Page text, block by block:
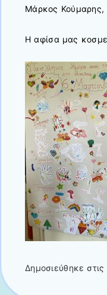
Μάρκος Κούμαρης,
Η αφίσα μας
Δημοσιεύθηκε στις